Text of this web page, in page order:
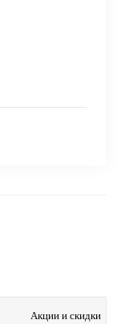
Акции и скидки